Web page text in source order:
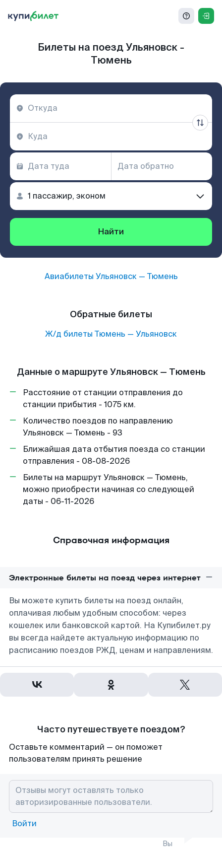
Билеты на поезд Ульяновск -
Тюмень
Найти
Авиабилеты Ульяновск— Тюмень
Обратные билеты
Ж/д билеты Тюмень — Ульяновск
Данные о маршруте Ульяновск — Тюмень
Расстояние от станции отправления до
станции прибытия - 1075 км.
Количество поездов по направлению
Ульяновск — Тюмень - 93
Ближайшая дата отбытия поезда со станции
отправления - 08-08-2026
Билеты на маршрут Ульяновск — Тюмень,
можно приобрести начиная со следующей
даты - 06-11-2026
Справочная информация
Электронные билеты на поезд через интернет
Вы можете купить билеты на поезд онлайн,
оплачивая любым удобным способом: через
кошелек или банковской картой. На Купибилет.ру
вы всегда найдете актуальную информацию по
расписанию поездов РЖД, ценам и направлениям.
Часто путешествуете поездом?
Оставьте комментарий — он поможет
пользователям принять решение
Войти
Вы